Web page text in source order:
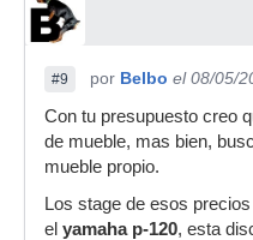
#9 por Belbo el 08/05/
Con tu presupuesto creo
de mueble, mas bien,
mueble propio.
Los stage de esos
el yamaha p-120, esta